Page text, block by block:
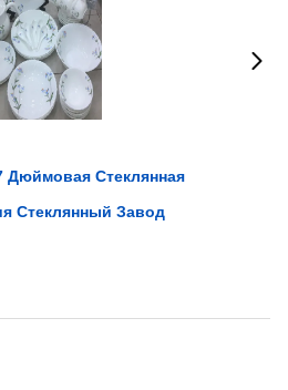
Дюймовая Стеклянная
Стеклянный Завод